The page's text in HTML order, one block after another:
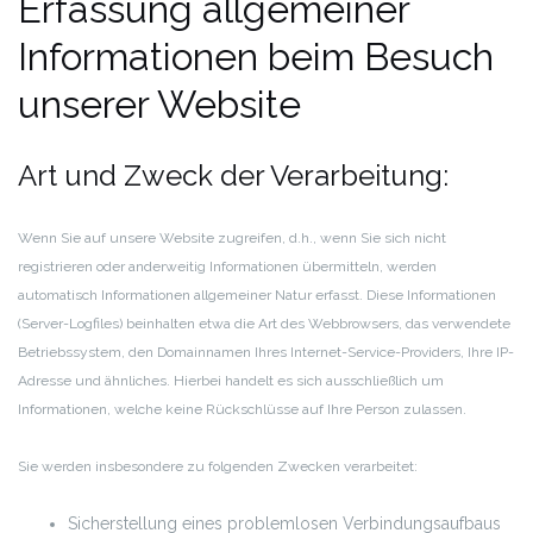
Erfassung allgemeiner
Informationen beim Besuch
unserer Website
Art und Zweck der Verarbeitung:
Wenn Sie auf unsere Website zugreifen, d.h., wenn Sie sich nicht
registrieren oder anderweitig Informationen übermitteln, werden
automatisch Informationen allgemeiner Natur erfasst. Diese Informationen
(Server-Logfiles) beinhalten etwa die Art des Webbrowsers, das verwendete
Betriebssystem, den Domainnamen Ihres Internet-Service-Providers, Ihre IP-
Adresse und ähnliches. Hierbei handelt es sich ausschließlich um
Informationen, welche keine Rückschlüsse auf Ihre Person zulassen.
Sie werden insbesondere zu folgenden Zwecken verarbeitet:
Sicherstellung eines problemlosen Verbindungsaufbaus